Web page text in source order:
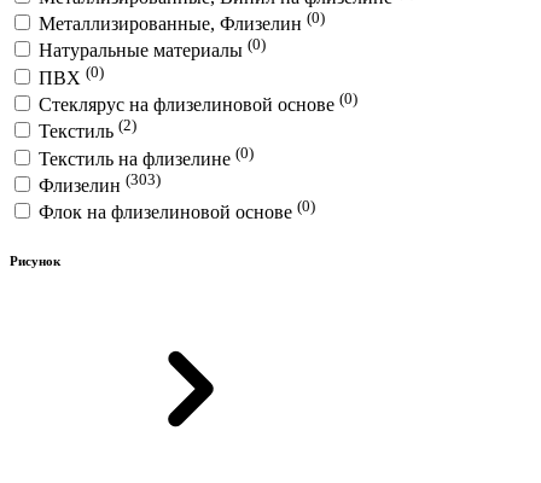
Металлизированные, Флизелин (0)
Натуральные материалы (0)
ПВХ (0)
Стеклярус на флизелиновой основе (0)
Текстиль (2)
Текстиль на флизелине (0)
Флизелин (303)
Флок на флизелиновой основе (0)
Рисунок